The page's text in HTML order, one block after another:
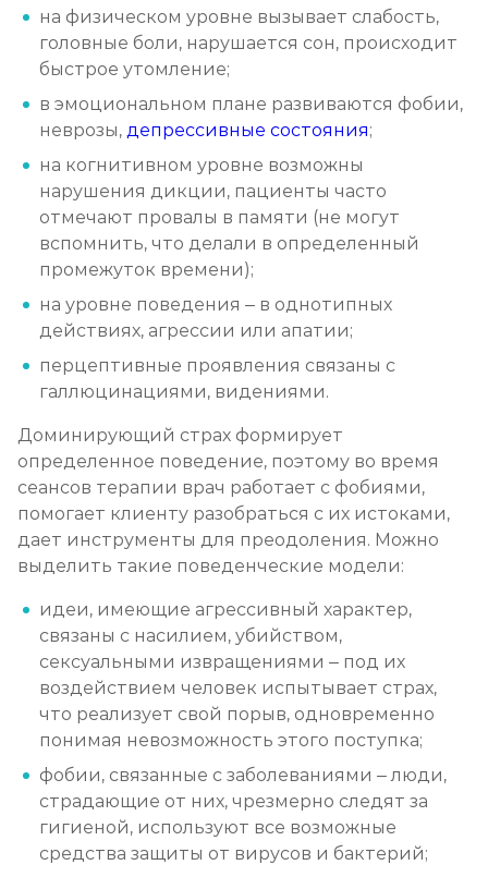
на физическом уровне вызывает слабость,
головные боли, нарушается сон, происходит
быстрое утомление;
в эмоциональном плане развиваются фобии,
неврозы, депрессивные состояния;
на когнитивном уровне возможны
нарушения дикции, пациенты часто
отмечают провалы в памяти (не могут
вспомнить, что делали в определенный
промежуток времени);
на уровне поведения – в однотипных
действиях, агрессии или апатии;
перцептивные проявления связаны с
галлюцинациями, видениями.
Доминирующий страх формирует
определенное поведение, поэтому во время
сеансов терапии врач работает с фобиями,
помогает клиенту разобраться с их истоками,
дает инструменты для преодоления. Можно
выделить такие поведенческие модели:
идеи, имеющие агрессивный характер,
связаны с насилием, убийством,
сексуальными извращениями – под их
воздействием человек испытывает страх,
что реализует свой порыв, одновременно
понимая невозможность этого поступка;
фобии, связанные с заболеваниями – люди,
страдающие от них, чрезмерно следят за
гигиеной, используют все возможные
средства защиты от вирусов и бактерий;